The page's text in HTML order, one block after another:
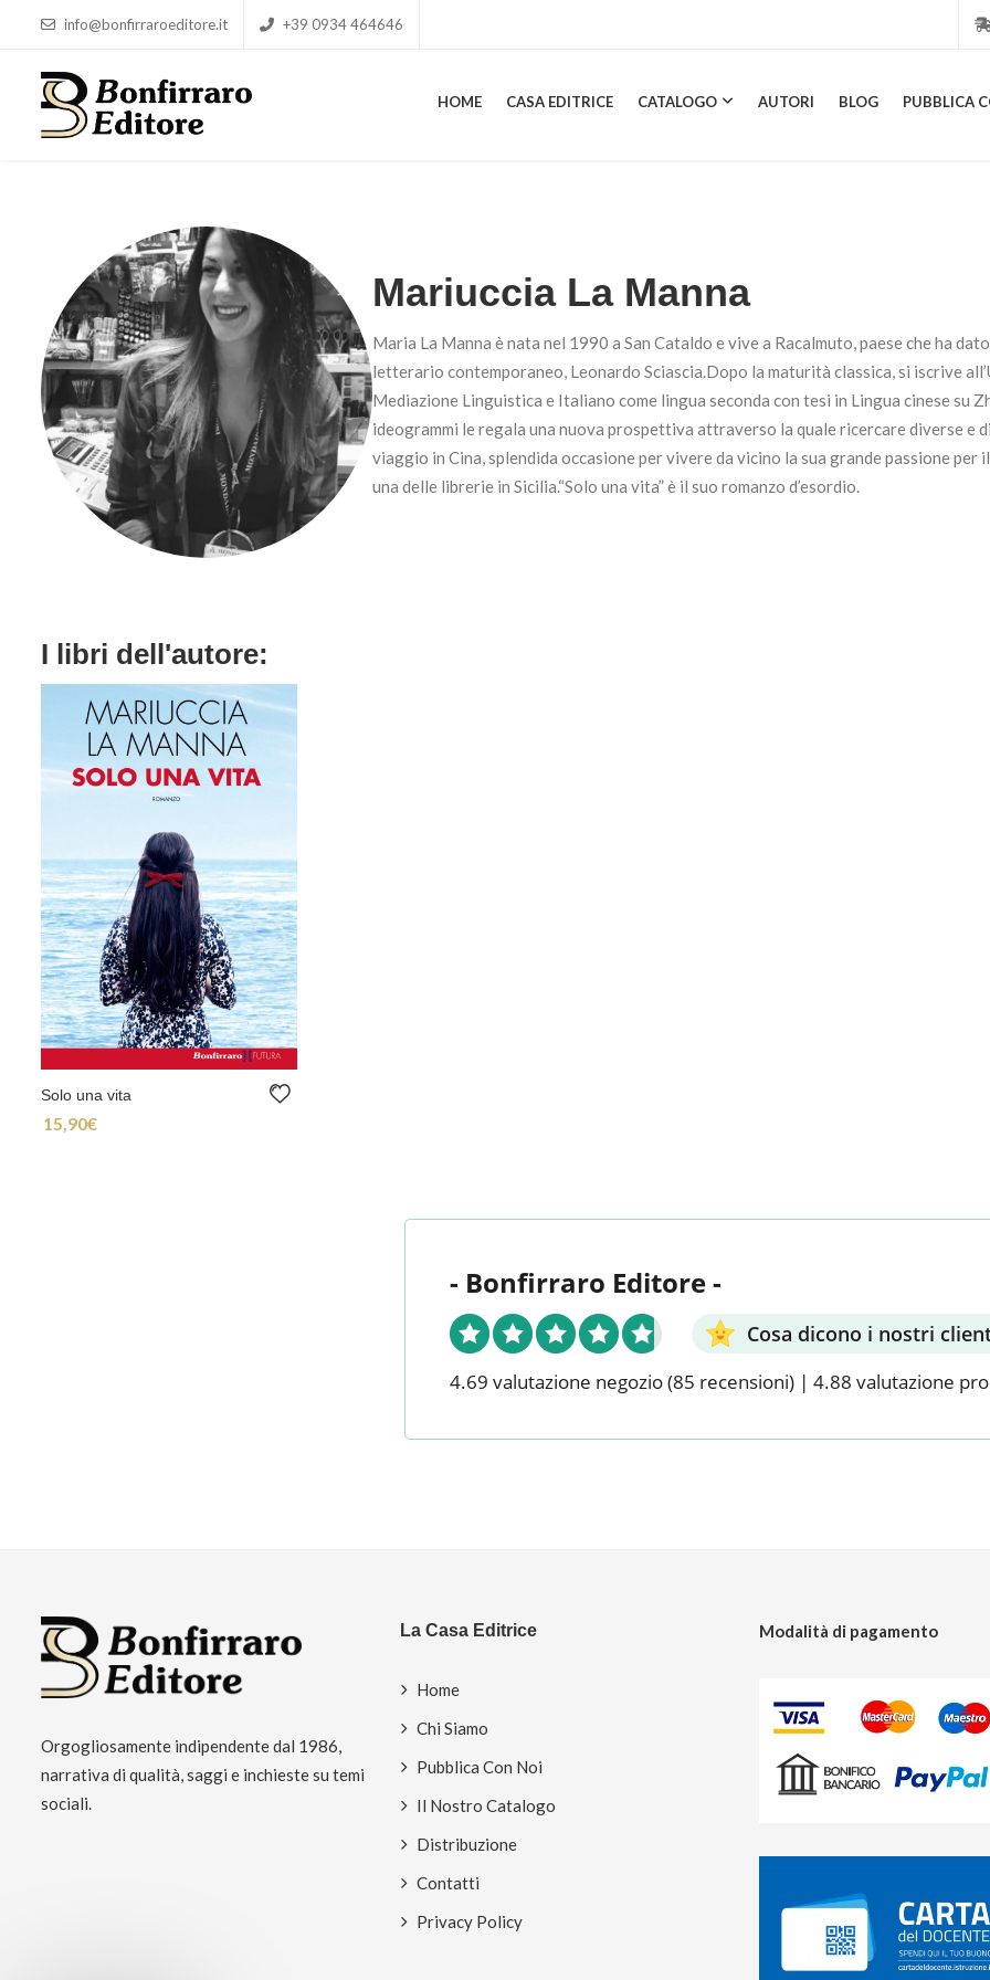
info@bonfirraroeditore.it +39 0934 464646
HOME CASA EDITRICE CATALOGO AUTORI BLOG PUBBLICA
Mariuccia La Manna
Maria La Manna è nata nel 1990 a San Cataldo e vive a Racalmuto, paese che ha
letterario contemporaneo, Leonardo Sciascia.Dopo la maturità classica, si iscrive
Mediazione Linguistica e Italiano come lingua seconda con tesi in Lingua cinese su
ideogrammi le regala una nuova prospettiva attraverso la quale ricercare diverse
viaggio in Cina, splendida occasione per vivere da vicino la sua grande passione
una delle librerie in Sicilia.“Solo una vita” è il suo romanzo d’esordio.
I libri dell'autore:
Solo una vita
15,90€
- Bonfirraro Editore -
Cosa dicono i nostri
4.69 valutazione negozio(85 recensioni) | 4.88 valutazione
Orgogliosamente indipendente dal 1986,
narrativa di qualità, saggi e inchieste su temi
sociali.
La Casa Editrice
Home
Chi Siamo
Pubblica Con Noi
Il Nostro Catalogo
Distribuzione
Contatti
Privacy Policy
Modalità di pagamento